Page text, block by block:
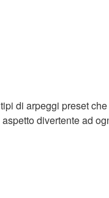
di arpeggi preset
divertente ad